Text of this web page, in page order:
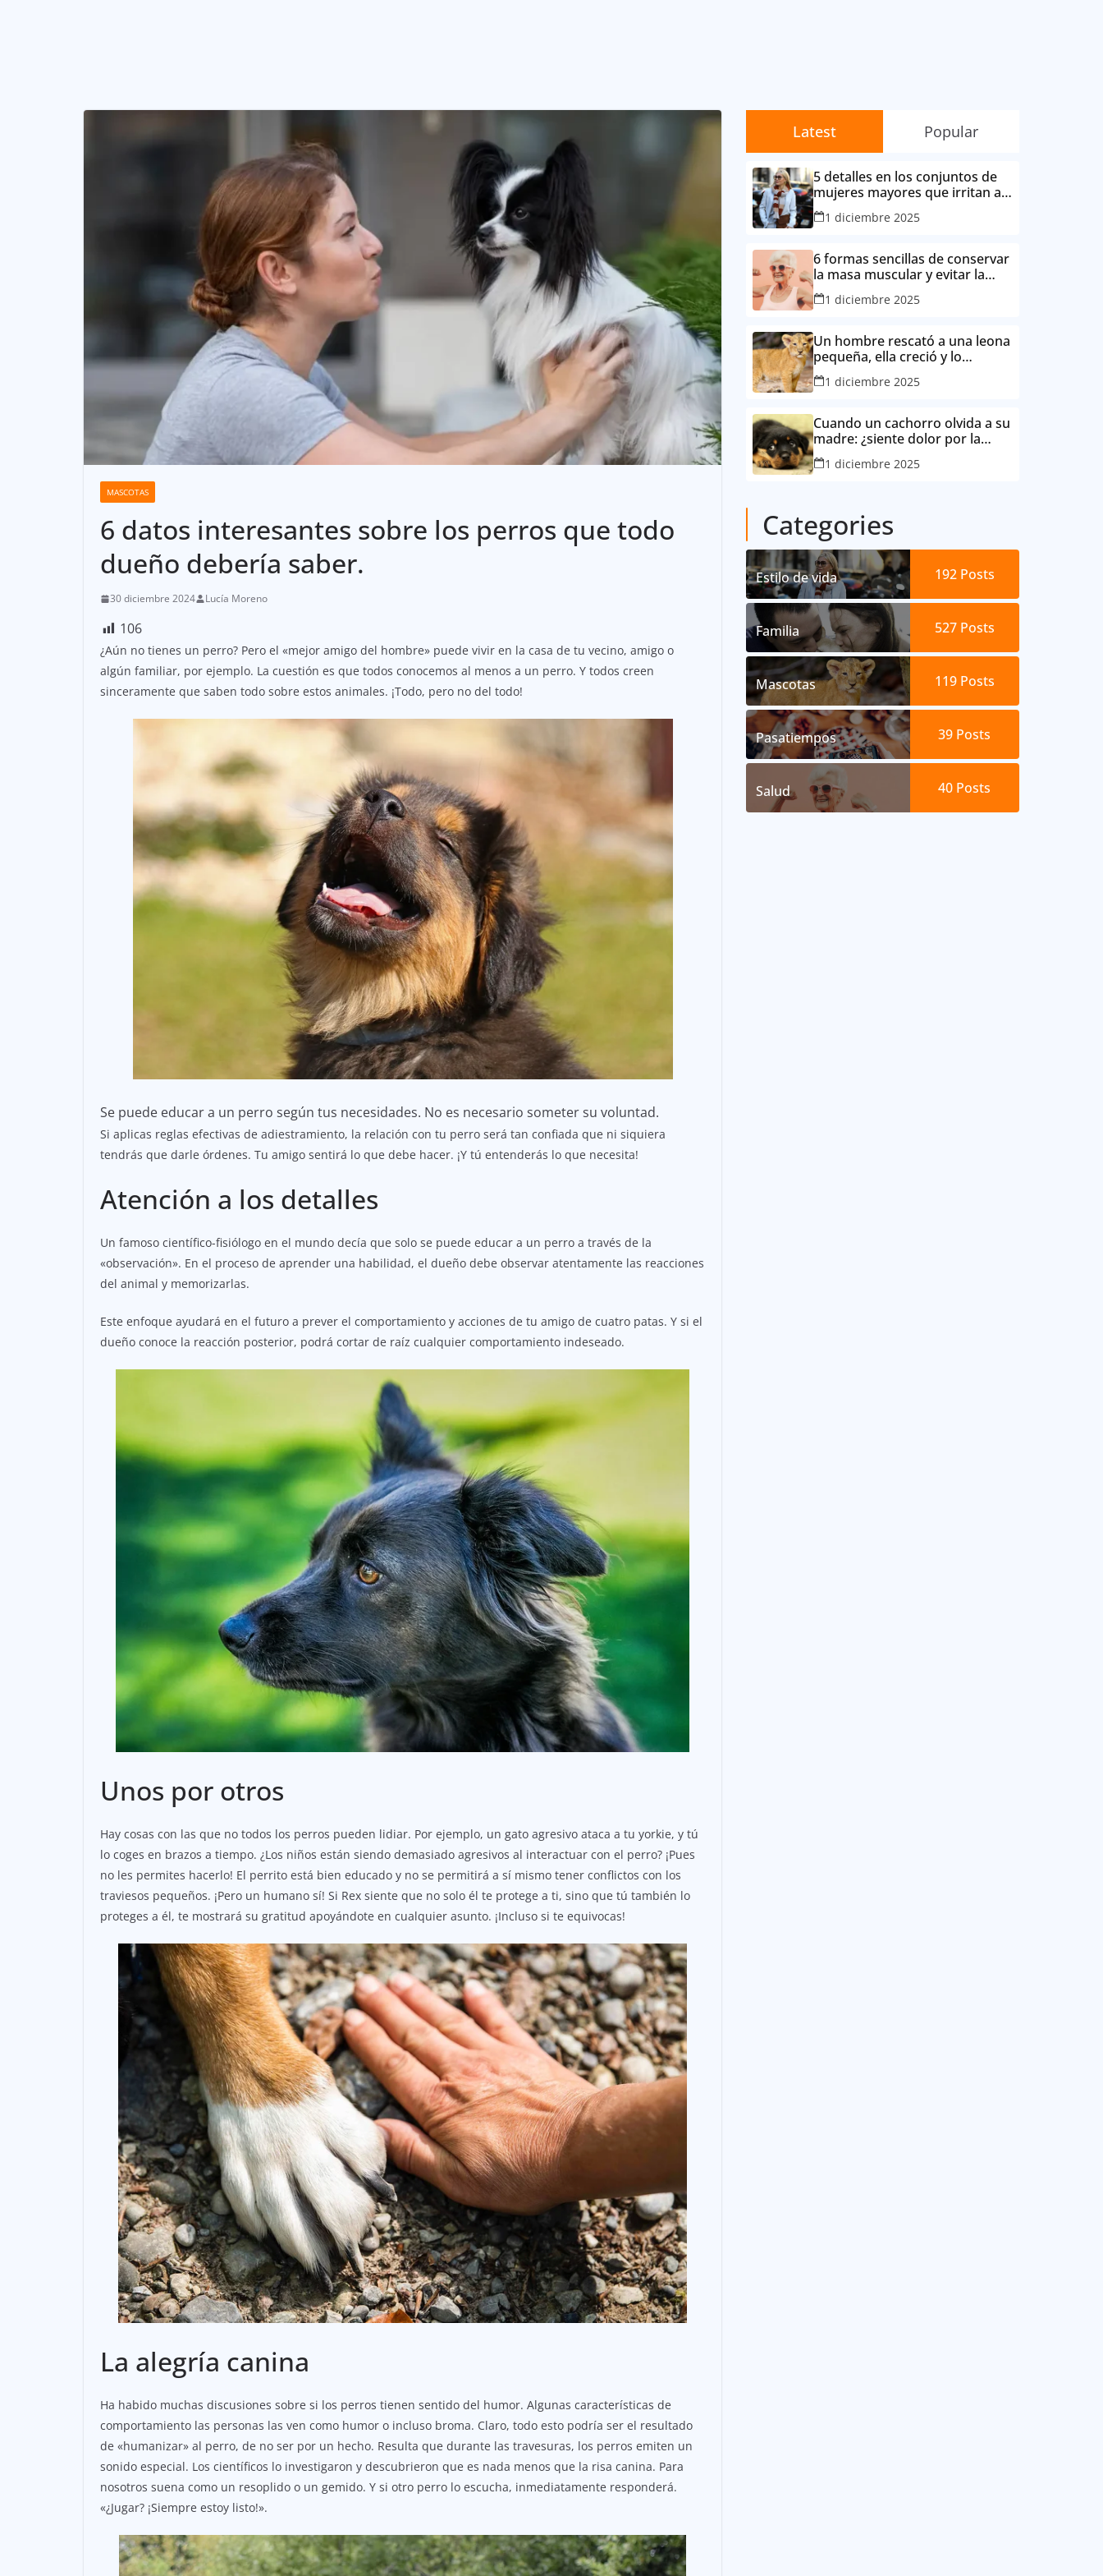
MASCOTAS
6 datos interesantes sobre los perros que todo
dueño debería saber.
30 diciembre 2024 Lucía Moreno
106
¿Aún no tienes un perro? Pero el «mejor amigo del hombre» puede vivir en la casa de tu vecino, amigo o
algún familiar, por ejemplo. La cuestión es que todos conocemos al menos a un perro. Y todos creen
sinceramente que saben todo sobre estos animales. ¡Todo, pero no del todo!
Se puede educar a un perro según tus necesidades. No es necesario someter su voluntad.
Si aplicas reglas efectivas de adiestramiento, la relación con tu perro será tan confiada que ni siquiera
tendrás que darle órdenes. Tu amigo sentirá lo que debe hacer. ¡Y tú entenderás lo que necesita!
Atención a los detalles
Un famoso científico-fisiólogo en el mundo decía que solo se puede educar a un perro a través de la
«observación». En el proceso de aprender una habilidad, el dueño debe observar atentamente las reacciones
del animal y memorizarlas.
Este enfoque ayudará en el futuro a prever el comportamiento y acciones de tu amigo de cuatro patas. Y si el
dueño conoce la reacción posterior, podrá cortar de raíz cualquier comportamiento indeseado.
Unos por otros
Hay cosas con las que no todos los perros pueden lidiar. Por ejemplo, un gato agresivo ataca a tu yorkie, y tú
lo coges en brazos a tiempo. ¿Los niños están siendo demasiado agresivos al interactuar con el perro? ¡Pues
no les permites hacerlo! El perrito está bien educado y no se permitirá a sí mismo tener conflictos con los
traviesos pequeños. ¡Pero un humano sí! Si Rex siente que no solo él te protege a ti, sino que tú también lo
proteges a él, te mostrará su gratitud apoyándote en cualquier asunto. ¡Incluso si te equivocas!
La alegría canina
Ha habido muchas discusiones sobre si los perros tienen sentido del humor. Algunas características de
comportamiento las personas las ven como humor o incluso broma. Claro, todo esto podría ser el resultado
de «humanizar» al perro, de no ser por un hecho. Resulta que durante las travesuras, los perros emiten un
sonido especial. Los científicos lo investigaron y descubrieron que es nada menos que la risa canina. Para
nosotros suena como un resoplido o un gemido. Y si otro perro lo escucha, inmediatamente responderá.
«¿Jugar? ¡Siempre estoy listo!».
Latest Popular
5 detalles en los conjuntos de
mujeres mayores que irritan a
sus contemporáneas.
1 diciembre 2025
6 formas sencillas de conservar
la masa muscular y evitar la
degradación corporal por la
edad
1 diciembre 2025
Un hombre rescató a una leona
pequeña, ella creció y lo
consideró su mejor amigo
1 diciembre 2025
Cuando un cachorro olvida a su
madre: ¿siente dolor por la
separación?
1 diciembre 2025
Categories
Estilo de vida 192 Posts
Familia 527 Posts
Mascotas 119 Posts
Pasatiempos 39 Posts
Salud 40 Posts